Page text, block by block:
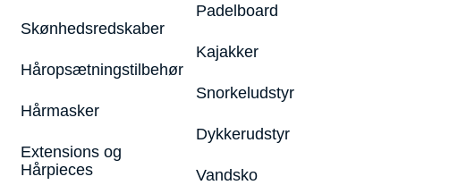
Skønhedsredskaber
Håropsætningstilbehør
Hårmasker
Extensions og
Hårpieces
Padelboard
Kajakker
Snorkeludstyr
Dykkerudstyr
Vandsko